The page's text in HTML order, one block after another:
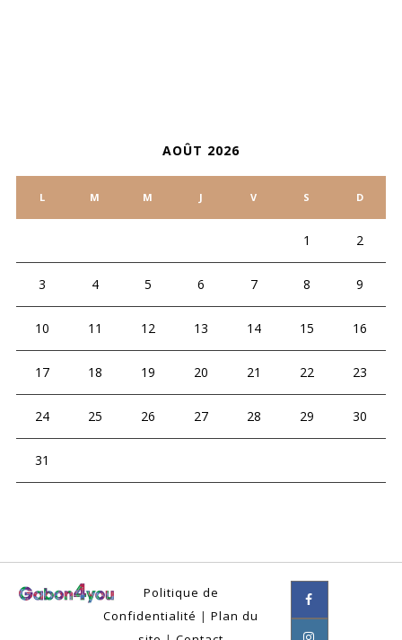
AOÛT 2026
L M M J V S D
1 2
3 4 5 6 7 8 9
10 11 12 13 14 15 16
17 18 19 20 21 22 23
24 25 26 27 28 29 30
31
Politique de
Confidentialité | Plan du